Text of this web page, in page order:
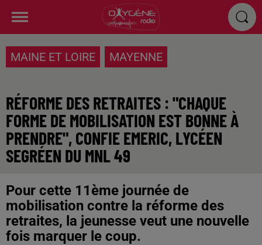
MAINE ET LOIRE MAYENNE
RÉFORME DES RETRAITES : "CHAQUE
FORME DE MOBILISATION EST BONNE À
PRENDRE", CONFIE EMERIC, LYCÉEN
SEGRÉEN DU MNL 49
Pour cette 11ème journée de
mobilisation contre la réforme des
retraites, la jeunesse veut une nouvelle
fois marquer le coup.